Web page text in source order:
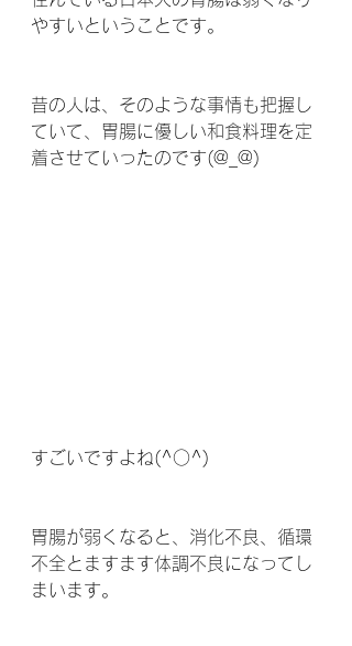
やすいということです。
昔の人は、そのような事情も把握し
ていて、胃腸に優しい和食料理を定
着させていったのです(@_@)
すごいですよね(^○^)
胃腸が弱くなると、消化不良、循環
不全とますます体調不良になってし
まいます。